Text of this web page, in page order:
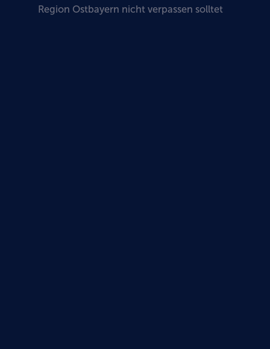
Region Ostbayern nicht verpassen solltet